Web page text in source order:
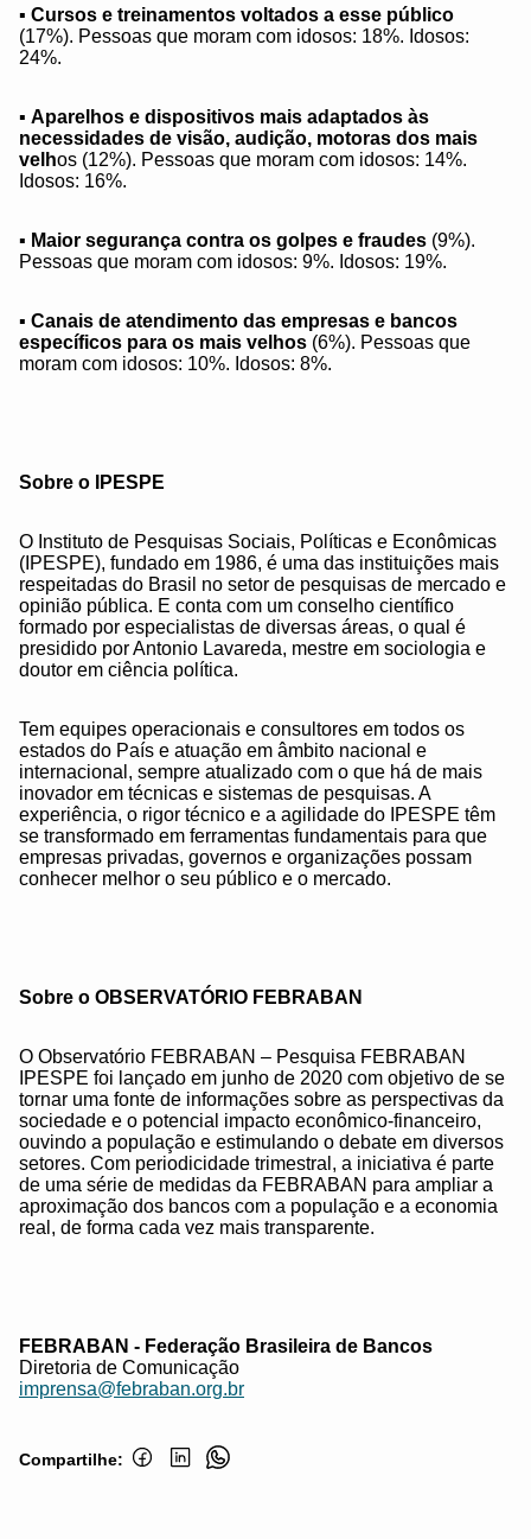
▪ Cursos e treinamentos voltados a esse público
(17%). Pessoas que moram com idosos: 18%. Idosos:
24%.
▪ Aparelhos e dispositivos mais adaptados às
necessidades de visão, audição, motoras dos mais
velhos (12%). Pessoas que moram com idosos: 14%.
Idosos: 16%.
▪ Maior segurança contra os golpes e fraudes (9%).
Pessoas que moram com idosos: 9%. Idosos: 19%.
▪ Canais de atendimento das empresas e bancos
específicos para os mais velhos (6%). Pessoas que
moram com idosos: 10%. Idosos: 8%.
Sobre o IPESPE
O Instituto de Pesquisas Sociais, Políticas e Econômicas
(IPESPE), fundado em 1986, é uma das instituições mais
respeitadas do Brasil no setor de pesquisas de mercado e
opinião pública. E conta com um conselho científico
formado por especialistas de diversas áreas, o qual é
presidido por Antonio Lavareda, mestre em sociologia e
doutor em ciência política.
Tem equipes operacionais e consultores em todos os
estados do País e atuação em âmbito nacional e
internacional, sempre atualizado com o que há de mais
inovador em técnicas e sistemas de pesquisas. A
experiência, o rigor técnico e a agilidade do IPESPE têm
se transformado em ferramentas fundamentais para que
empresas privadas, governos e organizações possam
conhecer melhor o seu público e o mercado.
Sobre o OBSERVATÓRIO FEBRABAN
O Observatório FEBRABAN – Pesquisa FEBRABAN
IPESPE foi lançado em junho de 2020 com objetivo de se
tornar uma fonte de informações sobre as perspectivas da
sociedade e o potencial impacto econômico-financeiro,
ouvindo a população e estimulando o debate em diversos
setores. Com periodicidade trimestral, a iniciativa é parte
de uma série de medidas da FEBRABAN para ampliar a
aproximação dos bancos com a população e a economia
real, de forma cada vez mais transparente.
FEBRABAN - Federação Brasileira de Bancos
Diretoria de Comunicação
imprensa@febraban.org.br
Compartilhe: